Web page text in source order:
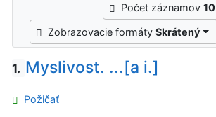
Počet záznamov10
Zobrazovacie formátySkrátený
1. Myslivost. ...[a i.]
Požičať